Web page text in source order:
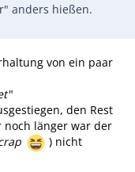
anders hießen.
von ein paar
"
den Rest
noch länger war der
) nicht